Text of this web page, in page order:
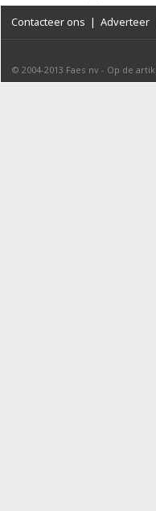
Contacteer ons | Adverteer
© 2004-2013 Faes nv - Op de